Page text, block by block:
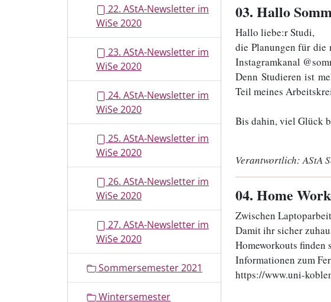
03. Hallo
Hallo liebe:r Studi,
die Planungen für die
Instagramkanal
Denn Studieren ist
Teil meines
Bis dahin, viel Glück
Verantwortlich:AStA
04. Home
Zwischen
Damit ihr sicher
Homeworkouts
Informationen zum
https://www.uni-
22. AStA-Newsletter im
WiSe 2020
23. AStA-Newsletter im
WiSe 2020
24. AStA-Newsletter im
WiSe 2020
25. AStA-Newsletter im
WiSe 2020
26. AStA-Newsletter im
WiSe 2020
27. AStA-Newsletter im
WiSe 2020
Sommersemester 2021
Wintersemester